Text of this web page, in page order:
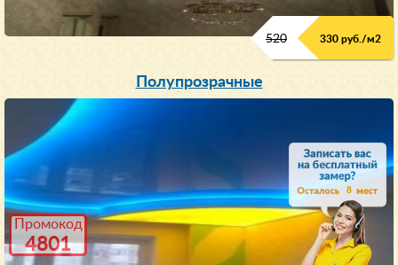
8
Промокод
4801
520 330 руб./м2
Полупрозрачные